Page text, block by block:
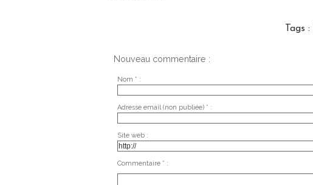
Tags :
Nouveau commentaire :
Nom * :
Adresse email (non publiée) * :
Site web :
Commentaire * :